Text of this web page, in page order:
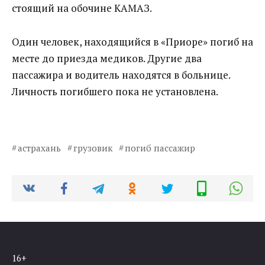
стоящий на обочине КАМАЗ.
Один человек, находящийся в «Приоре» погиб на
месте до приезда медиков. Другие два
пассажира и водитель находятся в больнице.
Личность погибшего пока не установлена.
астрахань грузовик погиб пассажир
16+